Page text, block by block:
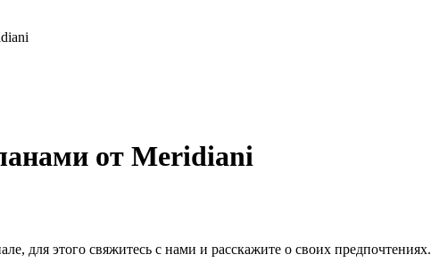
от Meridiani
для этого свяжитесь с нами и расскажите о своих предпочтениях.